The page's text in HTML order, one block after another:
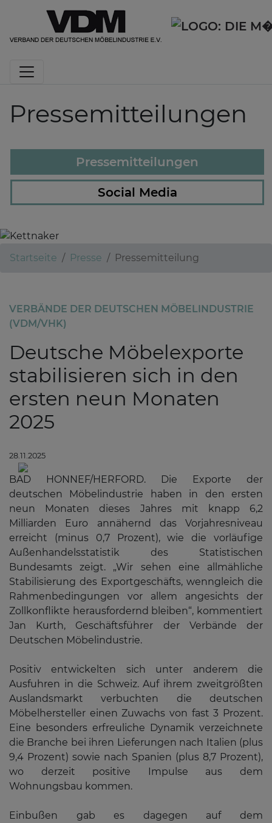
Pressemitteilungen
Pressemitteilungen
Social Media
Startseite Presse Pressemitteilung
VERBÄNDE DER DEUTSCHEN MÖBELINDUSTRIE
(VDM/VHK)
Deutsche Möbelexporte
stabilisieren sich in den
ersten neun Monaten
2025
28.11.2025
BAD HONNEF/HERFORD.
Die Exporte der
deutschen Möbelindustrie haben in den ersten
neun Monaten dieses Jahres mit knapp 6,2
Milliarden Euro annähernd das Vorjahresniveau
erreicht (minus 0,7 Prozent), wie die vorläufige
Außenhandelsstatistik des Statistischen
Bundesamts zeigt. „Wir sehen eine allmähliche
Stabilisierung des Exportgeschäfts, wenngleich die
Rahmenbedingungen vor allem angesichts der
Zollkonflikte herausfordernd bleiben“, kommentiert
Jan Kurth, Geschäftsführer der Verbände der
Deutschen Möbelindustrie.
Positiv entwickelten sich unter anderem die
Ausfuhren in die Schweiz. Auf ihrem zweitgrößten
Auslandsmarkt verbuchten die deutschen
Möbelhersteller einen Zuwachs von fast 3 Prozent.
Eine besonders erfreuliche Dynamik verzeichnete
die Branche bei ihren Lieferungen nach Italien (plus
9,4 Prozent) sowie nach Spanien (plus 8,7 Prozent),
wo derzeit positive Impulse aus dem
Wohnungsbau kommen.
Einbußen gab es dagegen auf dem